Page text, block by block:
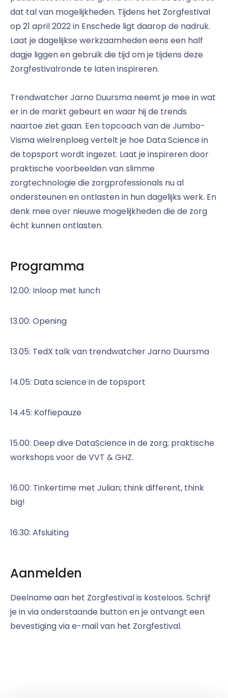
dat tal van mogelijkheden. Tijdens het Zorgfestival
op 21 april 2022 in Enschede ligt daarop de nadruk.
Laat je dagelijkse werkzaamheden eens een half
dagje liggen en gebruik die tijd om je tijdens deze
Zorgfestivalronde te laten inspireren.
Trendwatcher Jarno Duursma neemt je mee in wat
er in de markt gebeurt en waar hij de trends
naartoe ziet gaan. Een topcoach van de Jumbo-
Visma wielrenploeg vertelt je hoe Data Science in
de topsport wordt ingezet. Laat je inspireren door
praktische voorbeelden van slimme
zorgtechnologie die zorgprofessionals nu al
ondersteunen en ontlasten in hun dagelijks werk. En
denk mee over nieuwe mogelijkheden die de zorg
écht kunnen ontlasten.
Programma
12.00: Inloop met lunch
13.00: Opening
13.05: TedX talk van trendwatcher Jarno Duursma
14.05: Data science in de topsport
14.45: Koffiepauze
15.00: Deep dive DataScience in de zorg; praktische
workshops voor de VVT & GHZ.
16.00: Tinkertime met Julian; think different, think
big!
16.30: Afsluiting
Aanmelden
Deelname aan het Zorgfestival is kosteloos. Schrijf
je in via onderstaande button en je ontvangt een
bevestiging via e-mail van het Zorgfestival.